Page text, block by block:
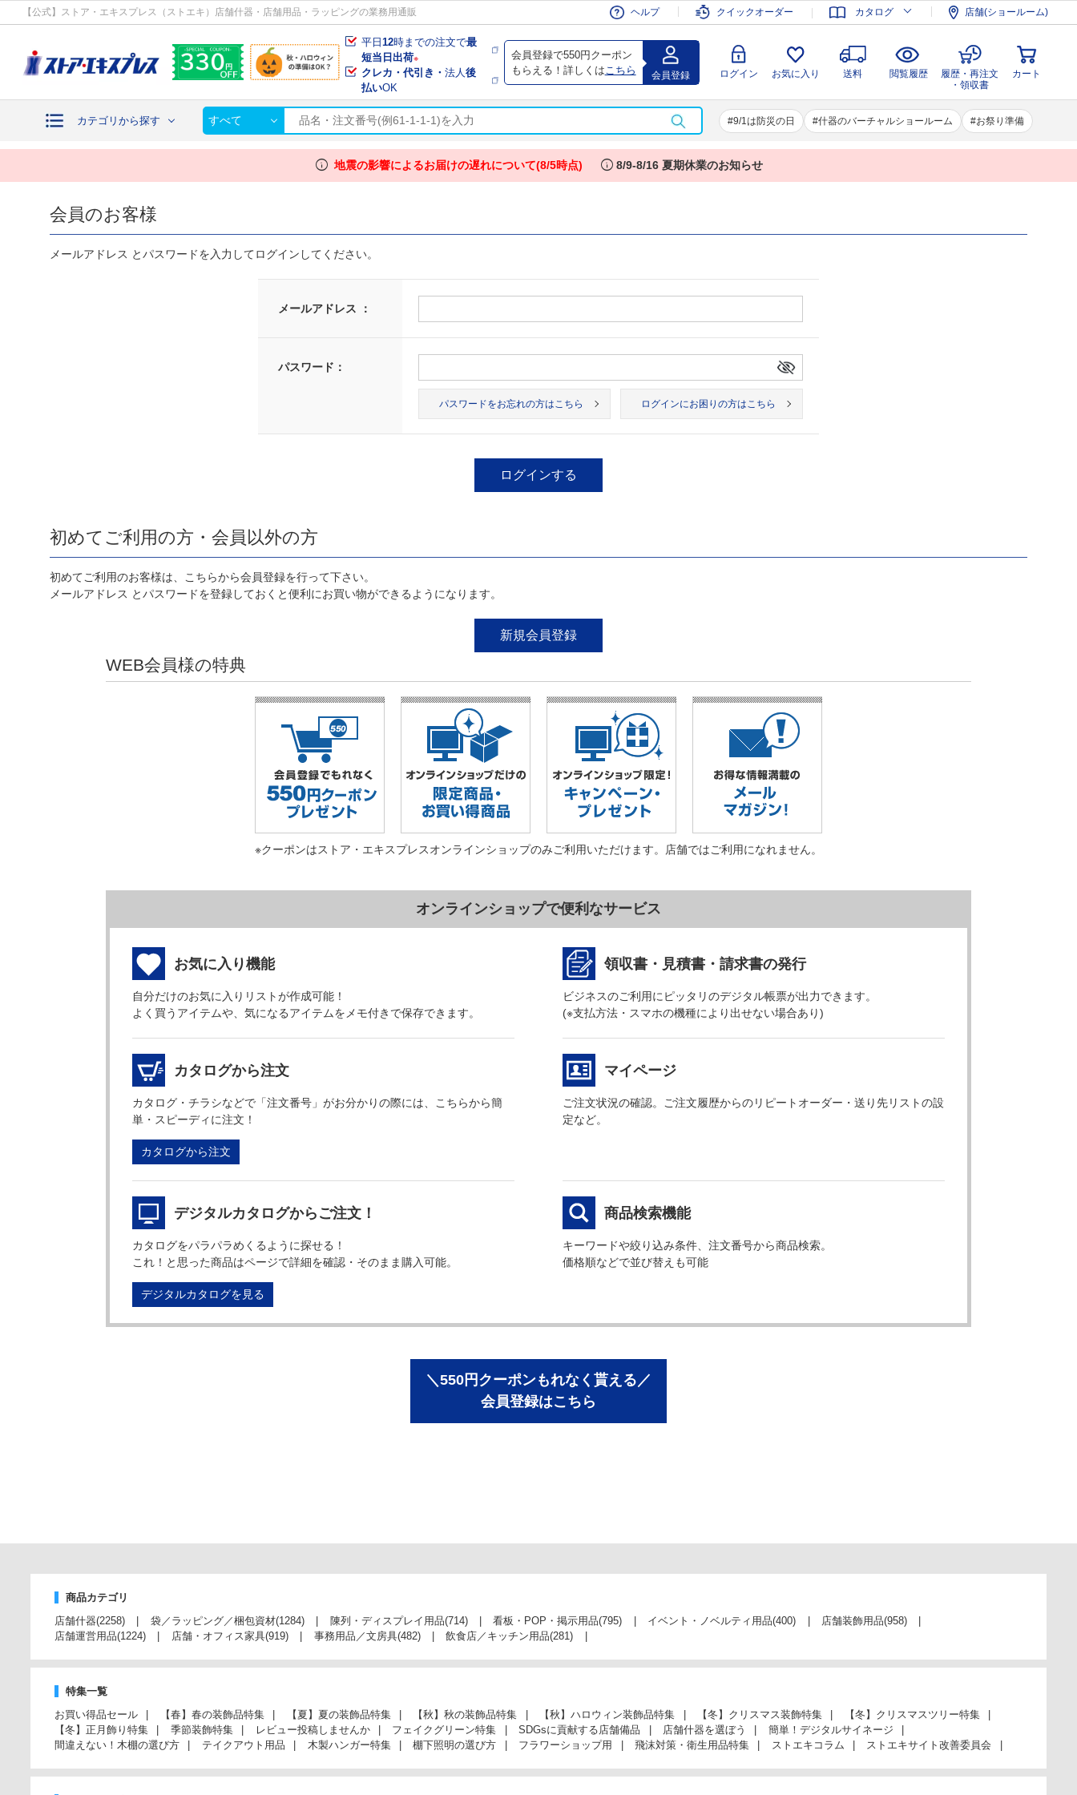
【公式】ストア・エキスプレス（ストエキ）店舗什器・店舗用品・ラッピングの業務用通販 ヘルプ クイックオーダー カタログ 店舗(ショールーム)
平日12時までの注文で最
短当日出荷※
クレカ・代引き・法人後
払いOK
会員登録で550円クーポン
もらえる！詳しくは こちら 会員登録 ログイン お気に入り 送料 閲覧履歴
履歴・再注文
・領収書
カート
カテゴリから探す すべて 9/1は防災の日 什器のバーチャルショールーム お祭り準備
会員登録 ログイン お気に入り 送料 閲覧履歴
履歴・再注文
・領収書
カート
info 地震の影響によるお届けの遅れについて(8/5時点) info 8/9-8/16 夏期休業のお知らせ
会員のお客様
メールアドレス とパスワードを入力してログインしてください。
メールアドレス ：
パスワード：
パスワードをお忘れの方はこちら ログインにお困りの方はこちら
初めてご利用の方・会員以外の方
初めてご利用のお客様は、こちらから会員登録を行って下さい。
メールアドレス とパスワードを登録しておくと便利にお買い物ができるようになります。
WEB会員様の特典
※クーポンはストア・エキスプレスオンラインショップのみご利用いただけます。店舗ではご利用になれません。
オンラインショップで便利なサービス
お気に入り機能
自分だけのお気に入りリストが作成可能！
よく買うアイテムや、気になるアイテムをメモ付きで保存できます。
領収書・見積書・請求書の発行
ビジネスのご利用にピッタリのデジタル帳票が出力できます。
(※支払方法・スマホの機種により出せない場合あり)
カタログから注文
カタログ・チラシなどで「注文番号」がお分かりの際には、こちらから簡
単・スピーディに注文！
カタログから注文
マイページ
ご注文状況の確認。ご注文履歴からのリピートオーダー・送り先リストの設
定など。
デジタルカタログからご注文！
カタログをパラパラめくるように探せる！
これ！と思った商品はページで詳細を確認・そのまま購入可能。
デジタルカタログを見る
商品検索機能
キーワードや絞り込み条件、注文番号から商品検索。
価格順などで並び替えも可能
＼550円クーポンもれなく貰える／
会員登録はこちら
商品カテゴリ
店舗什器(2258) 袋／ラッピング／梱包資材(1284) 陳列・ディスプレイ用品(714) 看板・POP・掲示用品(795) イベント・ノベルティ用品(400) 店舗装飾用品(958)
店舗運営用品(1224) 店舗・オフィス家具(919) 事務用品／文房具(482) 飲食店／キッチン用品(281)
特集一覧
お買い得品セール
【春】春の装飾品特集 【夏】夏の装飾品特集 【秋】秋の装飾品特集 【秋】ハロウィン装飾品特集 【冬】クリスマス装飾特集
【冬】クリスマスツリー特集
【冬】正月飾り特集
季節装飾特集 レビュー投稿しませんか フェイクグリーン特集 SDGsに貢献する店舗備品 店舗什器を選ぼう
簡単！デジタルサイネージ
間違えない！木棚の選び方
テイクアウト用品 木製ハンガー特集 棚下照明の選び方 フラワーショップ用 飛沫対策・衛生用品特集 ストエキコラム ストエキサイト改善委員会